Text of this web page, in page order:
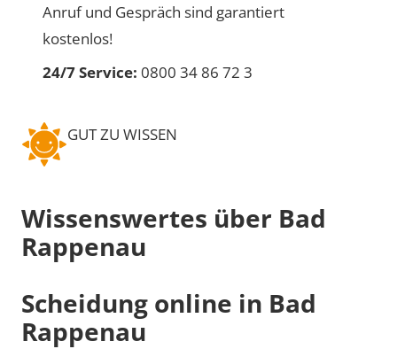
Anruf und Gespräch sind garantiert
kostenlos!
24/7 Service: 0800 34 86 72 3
GUT ZU WISSEN
Wissenswertes über Bad
Rappenau
Scheidung online in Bad
Rappenau